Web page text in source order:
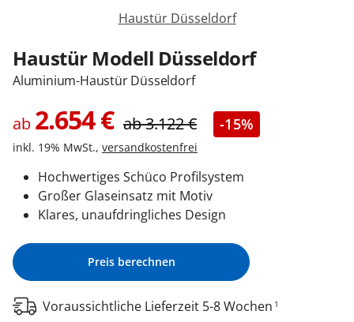
Kontakt / Hilfe
Haustür Düsseldorf
Haustür Modell Düsseldorf
Aluminium-Haustür Düsseldorf
ab 2.654€ ab3.122€ -15%
inkl. 19% MwSt., versandkostenfrei
Hochwertiges Schüco Profilsystem
Großer Glaseinsatz mit Motiv
Klares, unaufdringliches Design
Preis berechnen
Voraussichtliche Lieferzeit 5-8 Wochen 1